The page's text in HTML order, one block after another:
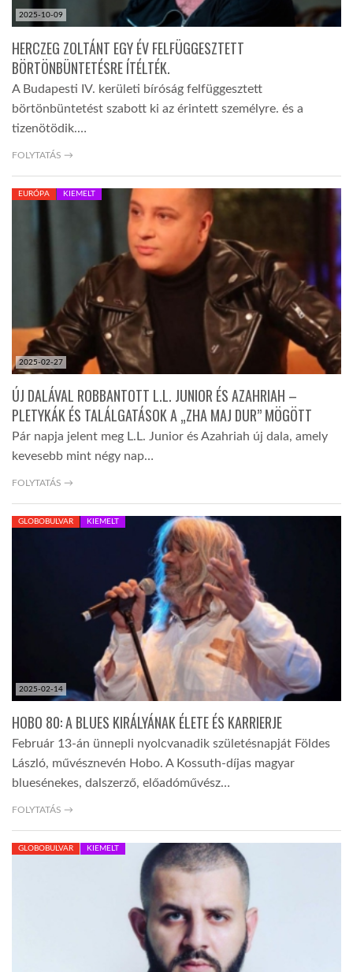
2025-10-09
HERCZEG ZOLTÁNT EGY ÉV FELFÜGGESZTETT
BÖRTÖNBÜNTETÉSRE ÍTÉLTÉK.
A Budapesti IV. kerületi bíróság felfüggesztett
börtönbüntetést szabott ki az érintett személyre. és a
tizenötödik.…
FOLYTATÁS →
2025-02-27
EURÓPA KIEMELT
ÚJ DALÁVAL ROBBANTOTT L.L. JUNIOR ÉS AZAHRIAH –
PLETYKÁK ÉS TALÁLGATÁSOK A „ZHA MAJ DUR” MÖGÖTT
Pár napja jelent meg L.L. Junior és Azahriah új dala, amely
kevesebb mint négy nap…
FOLYTATÁS →
2025-02-14
GLOBOBULVAR KIEMELT
HOBO 80: A BLUES KIRÁLYÁNAK ÉLETE ÉS KARRIERJE
Február 13-án ünnepli nyolcvanadik születésnapját Földes
László, művésznevén Hobo. A Kossuth-díjas magyar
bluesénekes, dalszerző, előadóművész…
FOLYTATÁS →
GLOBOBULVAR KIEMELT